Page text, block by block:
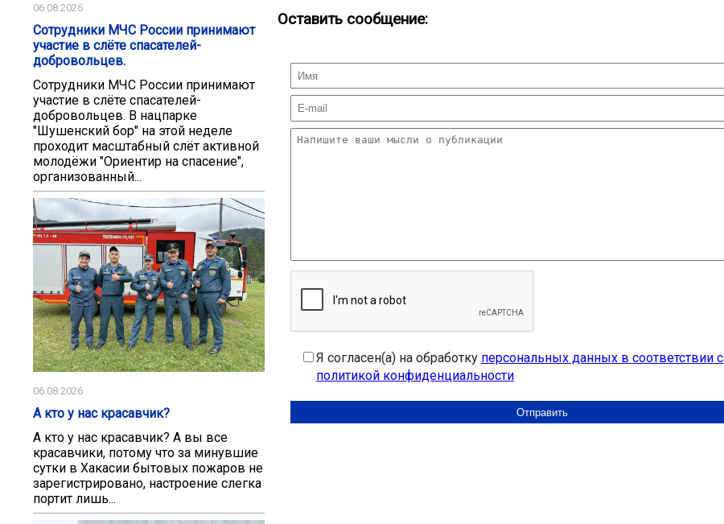
06.08.2026
Сотрудники МЧС России принимают
участие в слёте спасателей-
добровольцев.
Сотрудники МЧС России принимают
участие в слёте спасателей-
добровольцев. В нацпарке
"Шушенский бор" на этой неделе
проходит масштабный слёт активной
молодёжи "Ориентир на спасение",
организованный...
06.08.2026
А кто у нас красавчик?
А кто у нас красавчик? А вы все
красавчики, потому что за минувшие
сутки в Хакасии бытовых пожаров не
зарегистрировано, настроение слегка
портит лишь...
Оставить сообщение:
Я согласен(а) на обработку персональных данных в соответствии с
политикой конфиденциальности